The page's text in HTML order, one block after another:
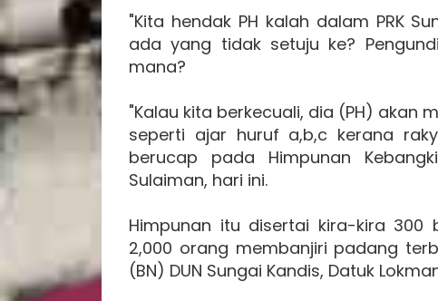
"Kita hendak PH kalah dalam PRK
ada yang tidak setuju ke?
mana?
"Kalau kita berkecuali, dia (PH) akan
seperti ajar huruf a,b,c kerana
berucap pada Himpunan
Sulaiman, hari ini.
Himpunan itu disertai kira-kira 300
2,000 orang membanjiri padang
(BN) DUN Sungai Kandis, Datuk